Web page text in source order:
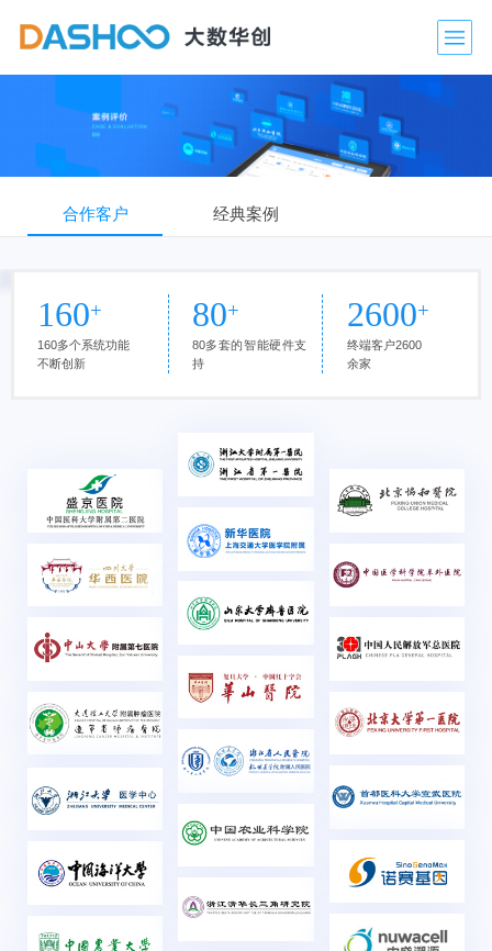
合作客户 经典案例
160+
160多个系统功能
不断创新
80+
80多套的智能硬件支
持
2600+
终端客户2600
余家